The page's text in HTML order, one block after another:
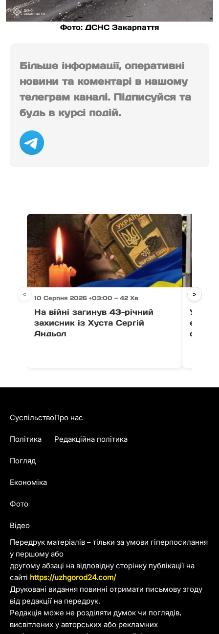
Фото: ДСНС Закарпаття
Більше інформації, оперативні
новини та коментарі в нашому
телеграм каналі. Підписуйся та
будь в курсі подій.
10 Серпня 2026 +03:00 — 42 Хв
На війні загинув 43-річний
захисник із Хуста Сергій
Андьол
10
У
< >
Передрук матеріалів – тільки за умови гіперпосилання
у першому або
другому абзаці на відповідну сторінку публікації на
сайті https://uzhgorod24.com/
Друковані видання повинні отримати письмову згоду
від редакції на передрук.
Редакція може не розділяти думок чи поглядів,
висвітлених у авторських або рекламних
Суспільство
Політика
Погляд
Економіка
Фото
Відео
Про нас
Редакційна політика